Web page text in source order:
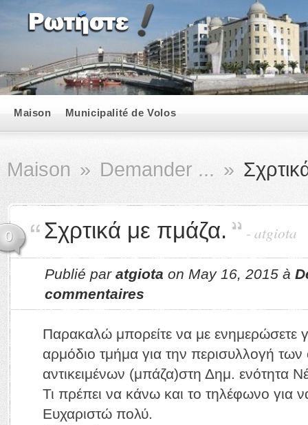
Maison Municipalité de Volos
Maison » Demander ... »
0 Σχρτικά με πμάζα. - atgiota
Publié par atgiota on May 16, 2015 à
commentaires
Παρακαλώ μπορείτε να με ενημερώσετε
αρμόδιο τμήμα για την περισυλλογή
αντικειμένων (μπάζα)στη Δημ. ενότητα
Τι πρέπει να κάνω και το τηλέφωνο για
Ευχαριστώ πολύ.